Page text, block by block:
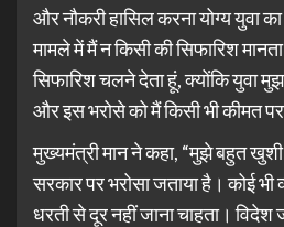
और नौकरी हासिल करना योग्य युवा
मामले में मैं न किसी की सिफारिश
सिफारिश चलने देता हूं, क्योंकि युवा
और इस भरोसे को मैं किसी भी कीमत
मुख्यमंत्री मान ने कहा, “मुझे बहुत
सरकार पर भरोसा जताया है। कोई भी
धरती से दूर नहीं जाना चाहता।